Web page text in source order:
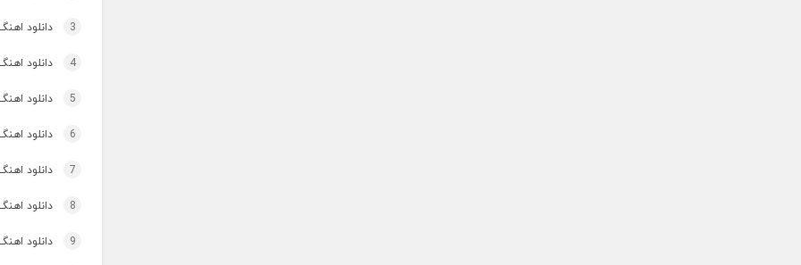
3 دانلود اهنگ تاپ و
4 دانلود
5 دانلود اهنگ برنو
6 دانلود
7 دانلود
8 دانلود
9 دانلود